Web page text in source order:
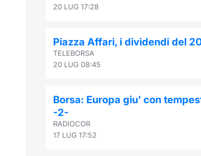
20 LUG 17:28
Piazza Affari, i dividendi del
TELEBORSA
20 LUG 08:45
Borsa: Europa giu' con
-2-
RADIOCOR
17 LUG 17:52